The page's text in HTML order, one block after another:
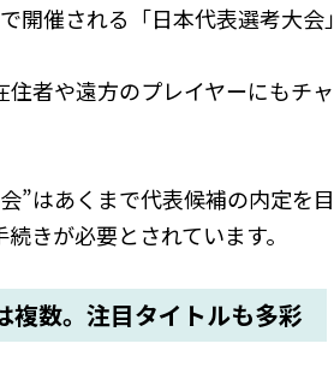
開催される「日本代表選考大会
住者や遠方のプレイヤーにもチ
”はあくまで代表候補の内定を
きが必要とされています。
複数。注目タイトルも多彩